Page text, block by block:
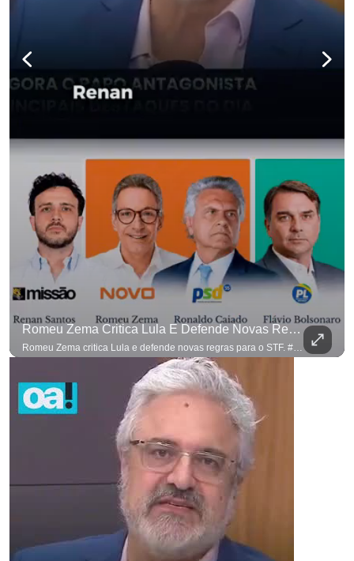
Romeu Zema Critica Lula E Defende Novas Regras Para O STF. #OAntagonista
Romeu Zema critica Lula e defende novas regras para o STF. #OAntagonista Se você busca informação com credibilidade, inscreva-se agora e ative o